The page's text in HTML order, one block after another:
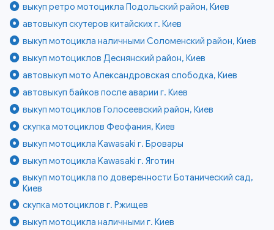
выкуп ретро мотоцикла Подольский район, Киев
автовыкуп скутеров китайских г. Киев
выкуп мотоцикла наличными Соломенский район, Киев
выкуп мотоциклов Деснянский район, Киев
автовыкуп мото Александровская слободка, Киев
автовыкуп байков после аварии г. Киев
выкуп мотоциклов Голосеевский район, Киев
скупка мотоциклов Феофания, Киев
выкуп мотоцикла Kawasaki г. Бровары
выкуп мотоцикла Kawasaki г. Яготин
выкуп мотоцикла по доверенности Ботанический сад,
Киев
скупка мотоциклов г. Ржищев
выкуп мотоцикла наличными г. Киев